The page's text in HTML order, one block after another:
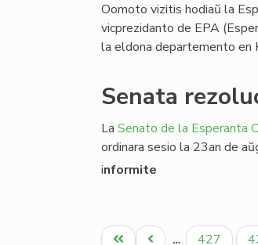
Oomoto vizitis hodiaŭ la
vicprezidanto de EPA
la eldona departemento en
Senata
La Senato de la Esperanta
ordinara sesio la 23an de
informite
Pagination
Unua Antaŭa
… Paĝo
427